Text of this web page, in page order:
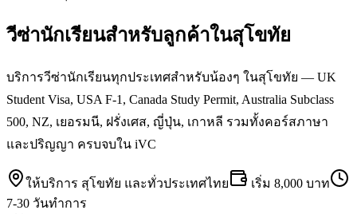
วีซ่านักเรียนสำหรับลูกค้าในสุโขทัย
บริการวีซ่านักเรียนทุกประเทศสำหรับน้องๆ ในสุโขทัย — UK
Student Visa, USA F-1, Canada Study Permit, Australia Subclass
500, NZ, เยอรมนี, ฝรั่งเศส, ญี่ปุ่น, เกาหลี รวมทั้งคอร์สภาษา
และปริญญา ครบจบใน iVC
ให้บริการ สุโขทัย และทั่วประเทศไทย เริ่ม 8,000 บาท
7-30 วันทำการ